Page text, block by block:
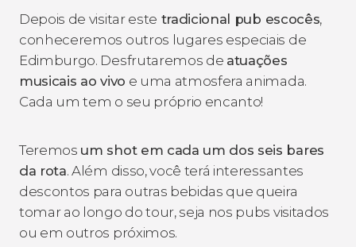
Depois de visitar este tradicional pub escocês,
conheceremos outros lugares especiais de
Edimburgo. Desfrutaremos de atuações
musicais ao vivo e uma atmosfera animada.
Cada um tem o seu próprio encanto!
Teremos um shot em cada um dos seis bares
da rota. Além disso, você terá interessantes
descontos para outras bebidas que queira
tomar ao longo do tour, seja nos pubs visitados
ou em outros próximos.